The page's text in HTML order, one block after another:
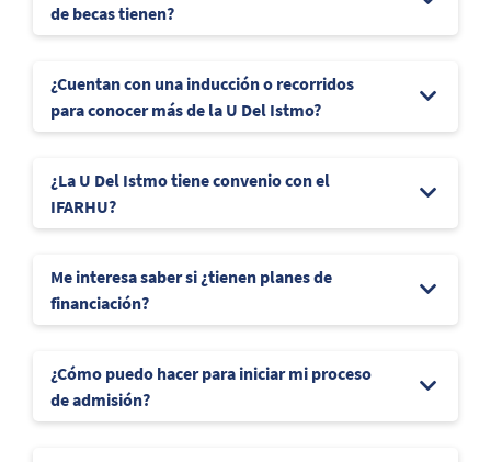
de becas tienen?
¿Cuentan con una inducción o recorridos
para conocer más de la U Del Istmo?
¿La U Del Istmo tiene convenio con el
IFARHU?
Me interesa saber si ¿tienen planes de
financiación?
¿Cómo puedo hacer para iniciar mi proceso
de admisión?